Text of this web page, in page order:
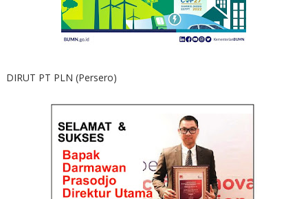
DIRUT PT PLN (Persero)